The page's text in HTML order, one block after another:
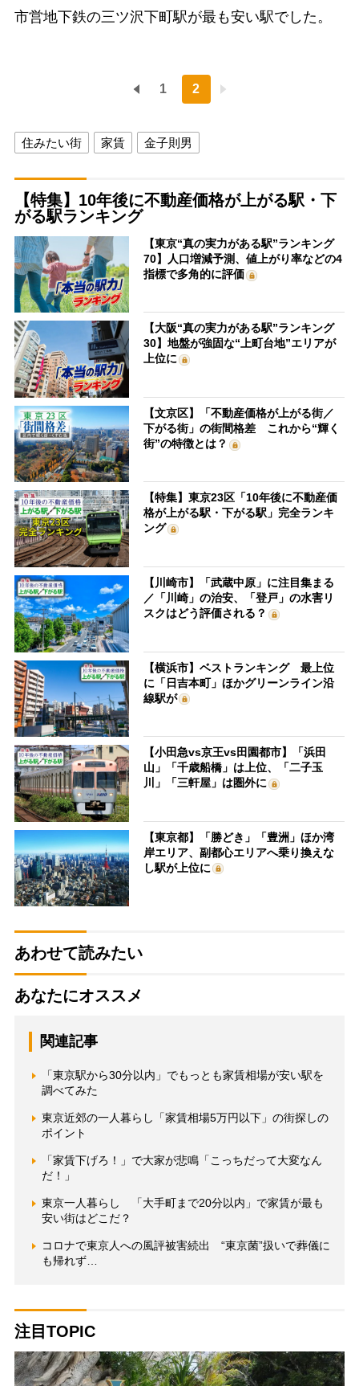
市営地下鉄の三ツ沢下町駅が最も安い駅でした。
1 2
住みたい街 家賃 金子則男
【特集】10年後に不動産価格が上がる駅・下
がる駅ランキング
【東京“真の実力がある駅”ランキング
70】人口増減予測、値上がり率などの4
指標で多角的に評価
【大阪“真の実力がある駅”ランキング
30】地盤が強固な“上町台地”エリアが
上位に
【文京区】「不動産価格が上がる街／
下がる街」の街間格差 これから“輝く
街”の特徴とは？
【特集】東京23区「10年後に不動産価
格が上がる駅・下がる駅」完全ランキ
ング
【川崎市】「武蔵中原」に注目集まる
／「川崎」の治安、「登戸」の水害リ
スクはどう評価される？
【横浜市】ベストランキング 最上位
に「日吉本町」ほかグリーンライン沿
線駅が
【小田急vs京王vs田園都市】「浜田
山」「千歳船橋」は上位、「二子玉
川」「三軒屋」は圏外に
【東京都】「勝どき」「豊洲」ほか湾
岸エリア、副都心エリアへ乗り換えな
し駅が上位に
あわせて読みたい
あなたにオススメ
関連記事
「東京駅から30分以内」でもっとも家賃相場が安い駅を
調べてみた
東京近郊の一人暮らし「家賃相場5万円以下」の街探しの
ポイント
「家賃下げろ！」で大家が悲鳴「こっちだって大変なん
だ！」
東京一人暮らし 「大手町まで20分以内」で家賃が最も
安い街はどこだ？
コロナで東京人への風評被害続出 “東京菌”扱いで葬儀に
も帰れず…
注目TOPIC